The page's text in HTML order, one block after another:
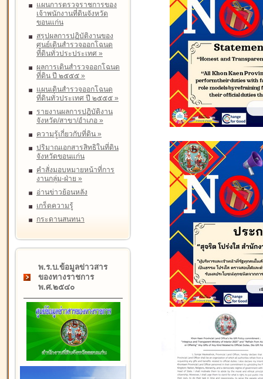
แผนการตรวจราชการของ
เจ้าพนักงานที่ดินจังหวัด
ขอนแก่น
สรุปผลการปฏิบัติงานของ
ศูนย์เดินสำรวจออกโฉนด
ที่ดินทั่วประประเทศ »
ผลการเดินสำรวจออกโฉนด
ที่ดิน ปี ๒๕๕๕ »
แผนเดินสำรวจออกโฉนด
ที่ดินทั่วประเทศ ปี ๒๕๕๕ »
รายงานผลการปฏิบัติงาน
จังหวัด/สาขา/อำเภอ »
ความรู้เกี่ยวกับที่ดิน »
ปริมาณเอกสารสิทธิในที่ดิน
จังหวัดขอนแก่น
คำสั่งมอบหมายหน้าที่การ
งานกลุ่ม-ฝ่าย »
อ่านข่าวย้อนหลัง
เกร็ดความรู้
กระดานสนทนา
พ.ร.บ.ข้อมูลข่าวสาร
ของทางราชการ
พ.ศ.๒๕๔๐